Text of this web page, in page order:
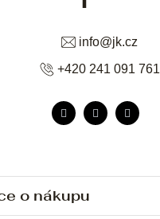
o nákupu
info@jk.cz
+420 241 091 761